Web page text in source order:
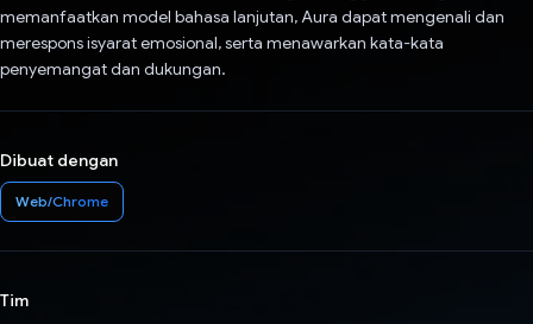
memanfaatkan model bahasa lanjutan, Aura dapat mengenali dan
merespons isyarat emosional, serta menawarkan kata-kata
penyemangat dan dukungan.
Dibuat dengan
Web/Chrome
Tim